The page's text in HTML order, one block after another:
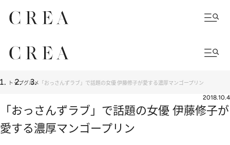
トップグルメ 「おっさんずラブ」で話題の女優 伊藤修子が愛する濃厚マンゴープリン
2018.10.4
「おっさんずラブ」で話題の女優 伊藤修子が
愛する濃厚マンゴープリン